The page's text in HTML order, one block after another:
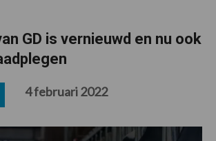
GD is vernieuwd en nu ook
4 februari 2022